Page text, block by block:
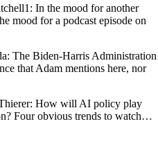
In the mood for another
mood for a podcast episode on
The Biden-Harris Administration
that Adam mentions here, nor
How will AI policy play
Four obvious trends to watch…